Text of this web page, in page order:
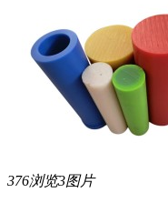
376浏览3图片